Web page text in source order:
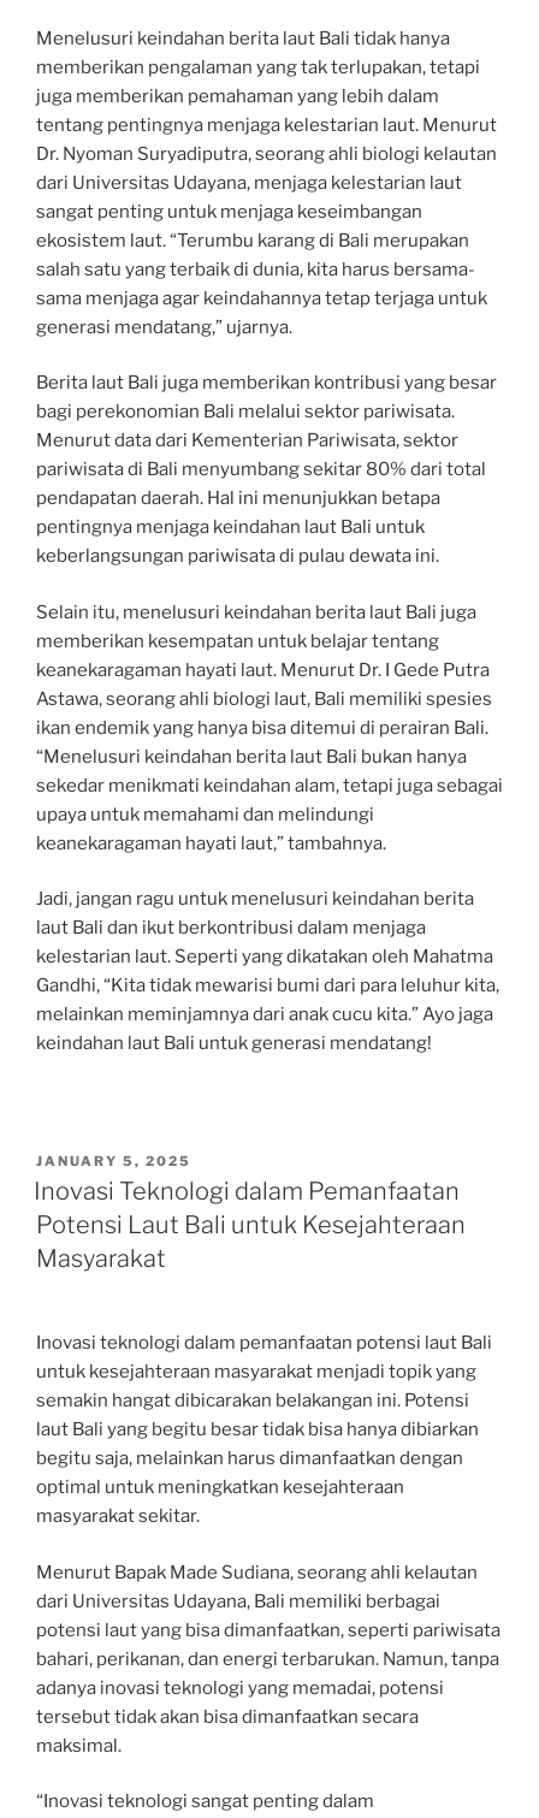
Menelusuri keindahan berita laut Bali tidak hanya
memberikan pengalaman yang tak terlupakan, tetapi
juga memberikan pemahaman yang lebih dalam
tentang pentingnya menjaga kelestarian laut. Menurut
Dr. Nyoman Suryadiputra, seorang ahli biologi kelautan
dari Universitas Udayana, menjaga kelestarian laut
sangat penting untuk menjaga keseimbangan
ekosistem laut. “Terumbu karang di Bali merupakan
salah satu yang terbaik di dunia, kita harus bersama-
sama menjaga agar keindahannya tetap terjaga untuk
generasi mendatang,” ujarnya.
Berita laut Bali juga memberikan kontribusi yang besar
bagi perekonomian Bali melalui sektor pariwisata.
Menurut data dari Kementerian Pariwisata, sektor
pariwisata di Bali menyumbang sekitar 80% dari total
pendapatan daerah. Hal ini menunjukkan betapa
pentingnya menjaga keindahan laut Bali untuk
keberlangsungan pariwisata di pulau dewata ini.
Selain itu, menelusuri keindahan berita laut Bali juga
memberikan kesempatan untuk belajar tentang
keanekaragaman hayati laut. Menurut Dr. I Gede Putra
Astawa, seorang ahli biologi laut, Bali memiliki spesies
ikan endemik yang hanya bisa ditemui di perairan Bali.
“Menelusuri keindahan berita laut Bali bukan hanya
sekedar menikmati keindahan alam, tetapi juga sebagai
upaya untuk memahami dan melindungi
keanekaragaman hayati laut,” tambahnya.
Jadi, jangan ragu untuk menelusuri keindahan berita
laut Bali dan ikut berkontribusi dalam menjaga
kelestarian laut. Seperti yang dikatakan oleh Mahatma
Gandhi, “Kita tidak mewarisi bumi dari para leluhur kita,
melainkan meminjamnya dari anak cucu kita.” Ayo jaga
keindahan laut Bali untuk generasi mendatang!
POSTED
ON
JANUARY 5, 2025
Inovasi Teknologi dalam Pemanfaatan
Potensi Laut Bali untuk Kesejahteraan
Masyarakat
Inovasi teknologi dalam pemanfaatan potensi laut Bali
untuk kesejahteraan masyarakat menjadi topik yang
semakin hangat dibicarakan belakangan ini. Potensi
laut Bali yang begitu besar tidak bisa hanya dibiarkan
begitu saja, melainkan harus dimanfaatkan dengan
optimal untuk meningkatkan kesejahteraan
masyarakat sekitar.
Menurut Bapak Made Sudiana, seorang ahli kelautan
dari Universitas Udayana, Bali memiliki berbagai
potensi laut yang bisa dimanfaatkan, seperti pariwisata
bahari, perikanan, dan energi terbarukan. Namun, tanpa
adanya inovasi teknologi yang memadai, potensi
tersebut tidak akan bisa dimanfaatkan secara
maksimal.
“Inovasi teknologi sangat penting dalam